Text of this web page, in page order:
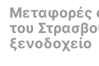
Μεταφορές
του
ξενοδοχείο